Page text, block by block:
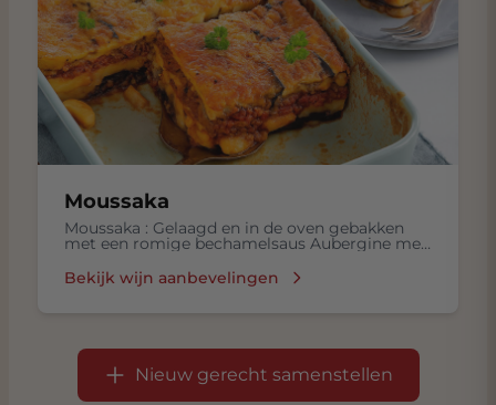
Moussaka
Moussaka : Gelaagd en in de oven gebakken
met een romige bechamelsaus Aubergine met
Bechamelsaus, met Lamsvlees, Tomaten,
Kruiden zoals kaneel en nootmuskaat
Bekijk wijn aanbevelingen
Nieuw gerecht samenstellen